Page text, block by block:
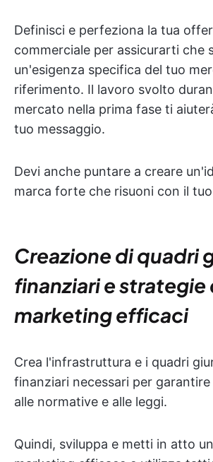
Definisci e perfeziona la tua
commerciale per assicurarti che
un'esigenza specifica del tuo
riferimento. Il lavoro svolto
mercato nella prima fase ti
tuo messaggio.
Devi anche puntare a creare
marca forte che risuoni con il
Creazione di quadri
finanziari e strategie
marketing efficaci
Crea l'infrastruttura e i quadri
finanziari necessari per
alle normative e alle leggi.
Quindi, sviluppa e metti in atto